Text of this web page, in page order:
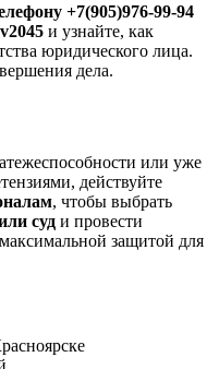
+7(905)976-99-94
и узнайте, как
юридического лица.
дела.
или уже
действуйте
, чтобы выбрать
суд и провести
защитой для